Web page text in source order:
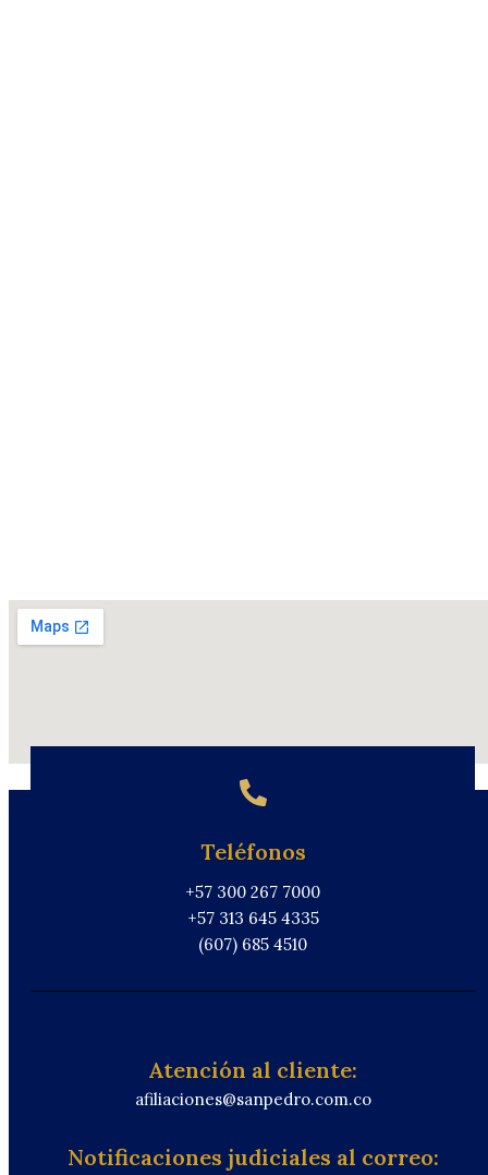
Teléfonos
+57 300 267 7000
+57 313 645 4335
(607) 685 4510
Atención al cliente:
afiliaciones@sanpedro.com.co
Notificaciones judiciales al correo: